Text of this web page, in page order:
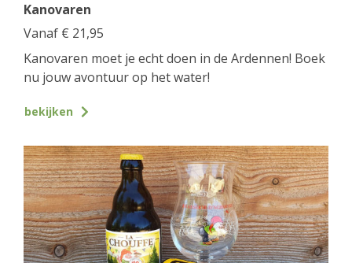
Kanovaren
Vanaf € 21,95
Kanovaren moet je echt doen in de Ardennen! Boek
nu jouw avontuur op het water!
bekijken